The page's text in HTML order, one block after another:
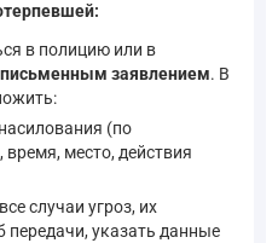
в полицию или в
письменным заявлением. В
(по
место, действия
случаи угроз, их
передачи, указать данные